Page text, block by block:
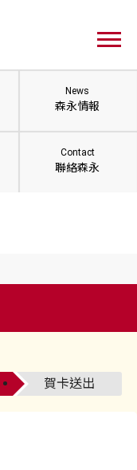
News
森永情報
Contact
聯絡森永
賀卡送出